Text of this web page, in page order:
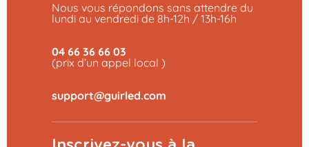
Nous vous répondons sans attendre du
lundi au vendredi de 8h-12h / 13h-16h
04 66 36 66 03
(prix d’un appel local )